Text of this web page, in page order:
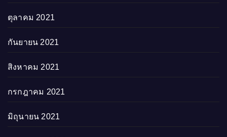
ตุลาคม 2021
กันยายน 2021
สิงหาคม 2021
กรกฎาคม 2021
มิถุนายน 2021